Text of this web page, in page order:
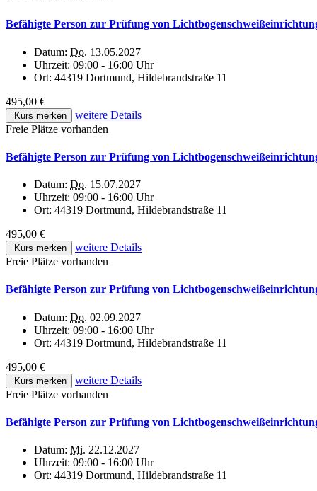
Befähigte Person zur Prüfung von
Datum: Do. 13.05.2027
Uhrzeit: 09:00 - 16:00 Uhr
Ort: 44319 Dortmund, Hildebrandstraße 11
495,00 €
Kurs merken
weitere Details
Freie Plätze vorhanden
Befähigte Person zur Prüfung von
Datum: Do. 15.07.2027
Uhrzeit: 09:00 - 16:00 Uhr
Ort: 44319 Dortmund, Hildebrandstraße 11
495,00 €
Kurs merken
weitere Details
Freie Plätze vorhanden
Befähigte Person zur Prüfung von
Datum: Do. 02.09.2027
Uhrzeit: 09:00 - 16:00 Uhr
Ort: 44319 Dortmund, Hildebrandstraße 11
495,00 €
Kurs merken
weitere Details
Freie Plätze vorhanden
Befähigte Person zur Prüfung von
Datum: Mi. 22.12.2027
Uhrzeit: 09:00 - 16:00 Uhr
Ort: 44319 Dortmund, Hildebrandstraße 11